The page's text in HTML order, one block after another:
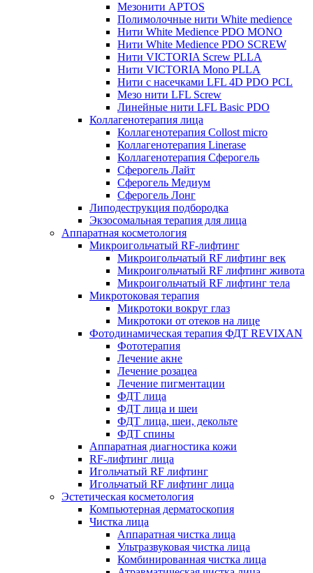
Мезонити APTOS
Полимолочные нити White medience
Нити White Medience PDO MONO
Нити White Medience PDO SCREW
Нити VICTORIA Screw PLLA
Нити VICTORIA Mono PLLA
Нити с насечками LFL 4D PDO PCL
Мезо нити LFL Screw
Линейные нити LFL Basic PDO
Коллагенотерапия лица
Коллагенотерапия Collost micro
Коллагенотерапия Linerase
Коллагенотерапия Сферогель
Сферогель Лайт
Сферогель Медиум
Сферогель Лонг
Липодеструкция подбородка
Экзосомальная терапия для лица
Аппаратная косметология
Микроигольчатый RF-лифтинг
Микроигольчатый RF лифтинг век
Микроигольчатый RF лифтинг живота
Микроигольчатый RF лифтинг тела
Микротоковая терапия
Микротоки вокруг глаз
Микротоки от отеков на лице
Фотодинамическая терапия ФДТ REVIXAN
Фототерапия
Лечение акне
Лечение розацеа
Лечение пигментации
ФДТ лица
ФДТ лица и шеи
ФДТ лица, шеи, декольте
ФДТ спины
Аппаратная диагностика кожи
RF-лифтинг лица
Игольчатый RF лифтинг
Игольчатый RF лифтинг лица
Эстетическая косметология
Компьютерная дерматоскопия
Чистка лица
Аппаратная чистка лица
Ультразвуковая чистка лица
Комбинированная чистка лица